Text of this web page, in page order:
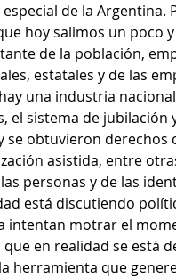
de la Argentina.
hoy salimos un poco
de la población,
estatales y de las
una industria
el sistema de jubilación
se obtuvieron
asistida, entre
personas y de las
está discutiendo
intentan motrar el
en realidad se está
herramienta que